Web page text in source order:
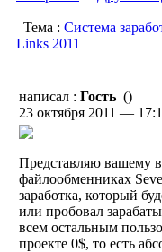
Тема : Система
Links 2011
написал : Гость ()
23 октября 2011 —
Представляю вашему
файлообменниках
заработка, который
или пробовал
всем остальным
проекте 0$, то есть